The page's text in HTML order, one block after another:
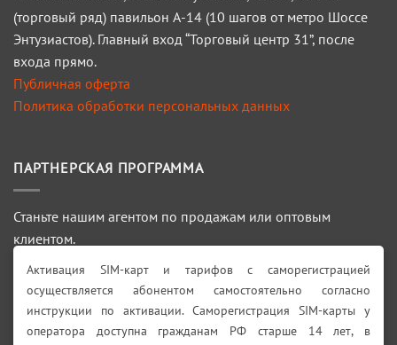
(торговый ряд) павильон А-14 (10 шагов от метро Шоссе
Энтузиастов). Главный вход “Торговый центр 31”, после
входа прямо.
Публичная оферта
Политика обработки персональных данных
ПАРТНЕРСКАЯ ПРОГРАММА
Станьте нашим агентом по продажам или оптовым
клиентом.
ПОДРОБНЕЕ >>>
Искать:
Активация SIM-карт и тарифов с саморегистрацией
осуществляется абонентом самостоятельно согласно
инструкции по активации. Саморегистрация SIM-карты у
оператора доступна гражданам РФ старше 14 лет, в